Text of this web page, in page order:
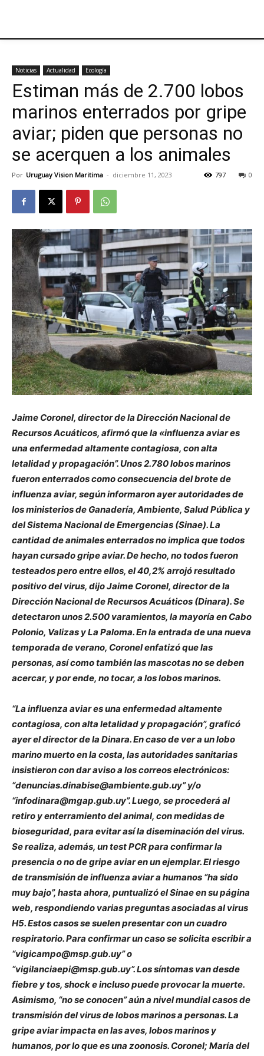
Noticias Actualidad Ecología
Estiman más de 2.700 lobos
marinos enterrados por gripe
aviar; piden que personas no
se acerquen a los animales
Por Uruguay Vision Maritima - diciembre 11, 2023 0
797
Jaime Coronel, director de la Dirección Nacional de
Recursos Acuáticos, afirmó que la «influenza aviar es
una enfermedad altamente contagiosa, con alta
letalidad y propagación”. Unos 2.780 lobos marinos
fueron enterrados como consecuencia del brote de
influenza aviar, según informaron ayer autoridades de
los ministerios de Ganadería, Ambiente, Salud Pública y
del Sistema Nacional de Emergencias (Sinae). La
cantidad de animales enterrados no implica que todos
hayan cursado gripe aviar. De hecho, no todos fueron
testeados pero entre ellos, el 40,2% arrojó resultado
positivo del virus, dijo Jaime Coronel, director de la
Dirección Nacional de Recursos Acuáticos (Dinara). Se
detectaron unos 2.500 varamientos, la mayoría en Cabo
Polonio, Valizas y La Paloma. En la entrada de una nueva
temporada de verano, Coronel enfatizó que las
personas, así como también las mascotas no se deben
acercar, y por ende, no tocar, a los lobos marinos.
“La influenza aviar es una enfermedad altamente
contagiosa, con alta letalidad y propagación”, graficó
ayer el director de la Dinara. En caso de ver a un lobo
marino muerto en la costa, las autoridades sanitarias
insistieron con dar aviso a los correos electrónicos:
“denuncias.dinabise@ambiente.gub.uy” y/o
“infodinara@mgap.gub.uy”. Luego, se procederá al
retiro y enterramiento del animal, con medidas de
bioseguridad, para evitar así la diseminación del virus.
Se realiza, además, un test PCR para confirmar la
presencia o no de gripe aviar en un ejemplar. El riesgo
de transmisión de influenza aviar a humanos “ha sido
muy bajo”, hasta ahora, puntualizó el Sinae en su página
web, respondiendo varias preguntas asociadas al virus
H5. Estos casos se suelen presentar con un cuadro
respiratorio. Para confirmar un caso se solicita escribir a
“vigicampo@msp.gub.uy” o
“vigilanciaepi@msp.gub.uy”. Los síntomas van desde
fiebre y tos, shock e incluso puede provocar la muerte.
Asimismo, “no se conocen” aún a nivel mundial casos de
transmisión del virus de lobos marinos a personas. La
gripe aviar impacta en las aves, lobos marinos y
humanos, por lo que es una zoonosis. Coronel; María del